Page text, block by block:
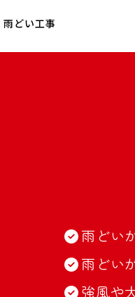
雨どい工事
雨どい
雨どい
強風や